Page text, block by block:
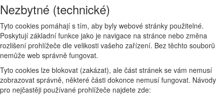
Nezbytné (technické)
Tyto cookies pomáhají s tím, aby byly webové stránky použitelné.
Poskytují základní funkce jako je navigace na stránce nebo změna
rozlišení prohlížeče dle velikosti vašeho zařízení. Bez těchto souborů
nemůže web správně fungovat.
Tyto cookies lze blokovat (zakázat), ale část stránek se vám nemusí
zobrazovat správně, některé části dokonce nemusí fungovat. Návody
pro nejčastěji používané prohlížeče najdete zde: